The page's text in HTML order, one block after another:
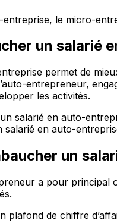
le micro-
un salarié
permet de
entrepreneur,
les activités.
salarié en auto-
un
a pour
plafond de chiffre